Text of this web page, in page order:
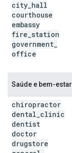
city hall
courthouse
embassy
fire station
government
office
Saúde e bem-estar
chiropractor
dental clinic
dentist
doctor
drugstore